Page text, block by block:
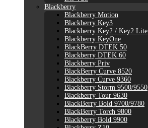
Blackberry
Blackberry Motion
Blackberry Key3
Blackberry Key2 / Key2 Lite
Blackberry KeyOne
BlackBerry DTEK 50
Blackberry DTEK 60
Blackberry Priv
BlackBerry Curve 8520
Blackberry Curve 9360
Blackberry Storm 9500/9550
Blackberry Tour 9630
BlackBerry Bold 9700/9780
BlackBerry Torch 9800
Blackberry Bold 9900